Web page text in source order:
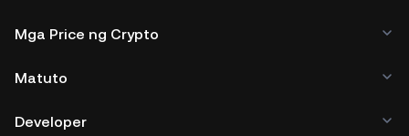
Mga Price ng Crypto
Matuto
Developer